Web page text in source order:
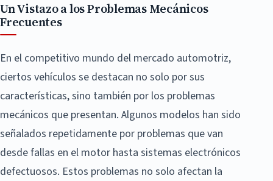
Un Vistazo a los Problemas Mecánicos
Frecuentes
En el competitivo mundo del mercado automotriz,
ciertos vehículos se destacan no solo por sus
características, sino también por los problemas
mecánicos que presentan. Algunos modelos han sido
señalados repetidamente por problemas que van
desde fallas en el motor hasta sistemas electrónicos
defectuosos. Estos problemas no solo afectan la